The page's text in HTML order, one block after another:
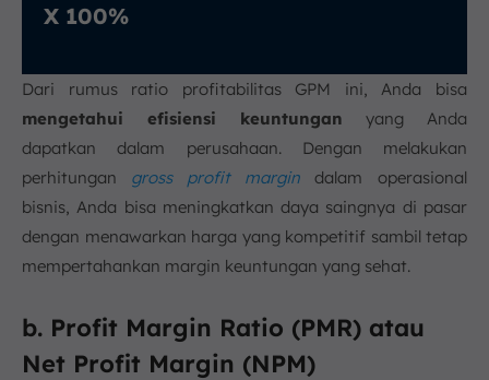
X 100%
Dari rumus ratio profitabilitas GPM ini, Anda bisa
mengetahui efisiensi keuntungan yang Anda
dapatkan dalam perusahaan. Dengan melakukan
perhitungan gross profit margin dalam operasional
bisnis, Anda bisa meningkatkan daya saingnya di pasar
dengan menawarkan harga yang kompetitif sambil tetap
mempertahankan margin keuntungan yang sehat.
b. Profit Margin Ratio (PMR) atau
Net Profit Margin (NPM)